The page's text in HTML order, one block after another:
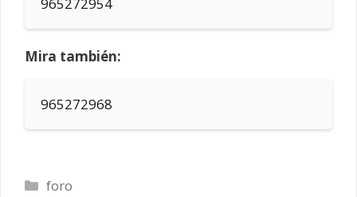
965272954
Mira también:
965272968
Categorías
foro